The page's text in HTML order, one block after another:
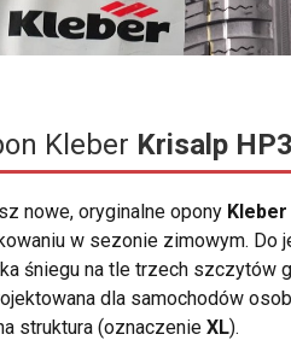
Kleber Krisalp HP3
nowe, oryginalne opony Kleber
w sezonie zimowym.
śniegu na tle trzech szczytów
dla samochodów
struktura (oznaczenie XL).